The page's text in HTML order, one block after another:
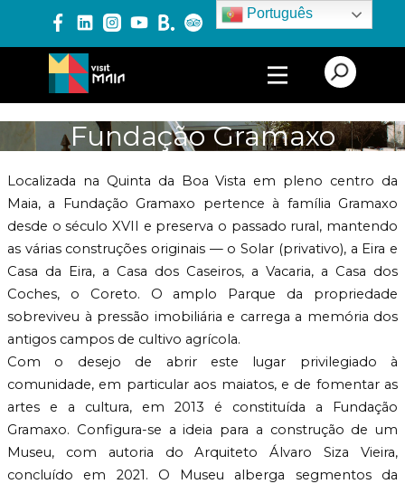
Português
PRODUTOS E SERVIÇOS
EVENTOS
BLOG
Fundação Gramaxo
Localizada na Quinta da Boa Vista em pleno centro da
Maia, a Fundação Gramaxo pertence à família Gramaxo
desde o século XVII e preserva o passado rural, mantendo
as várias construções originais — o Solar (privativo), a Eira e
Casa da Eira, a Casa dos Caseiros, a Vacaria, a Casa dos
Coches, o Coreto. O amplo Parque da propriedade
sobreviveu à pressão imobiliária e carrega a memória dos
antigos campos de cultivo agrícola.
Com o desejo de abrir este lugar privilegiado à
comunidade, em particular aos maiatos, e de fomentar as
artes e a cultura, em 2013 é constituída a Fundação
Gramaxo. Configura-se a ideia para a construção de um
Museu, com autoria do Arquiteto Álvaro Siza Vieira,
concluído em 2021. O Museu alberga segmentos da